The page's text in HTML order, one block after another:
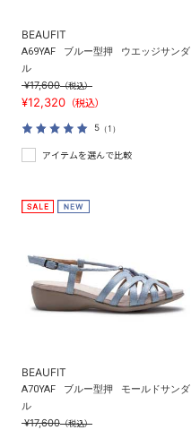
BEAUFIT
A69YAF ブルー型押
ウエッジサンダ
ル
¥17,600（税込）
¥12,320 （税込）
5（1）
アイテムを選んで比較
BEAUFIT
A70YAF ブルー型押
モールドサンダ
ル
¥17,600（税込）